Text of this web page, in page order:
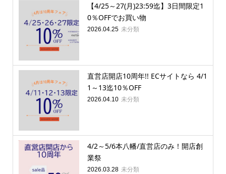
【4/25～27(月)23:59迄】3日間限定1
0％OFFでお買い物
2026.04.25 未分類
直営店開店10周年!! ECサイトなら 4/1
1～13迄10％OFF
2026.04.10 未分類
4/2～5/6本八幡/直営店のみ！開店創
業祭
2026.03.28 未分類